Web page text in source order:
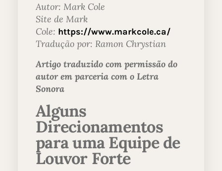
Autor: Mark Cole
Site de Mark
Cole: https://www.markcole.ca/
Tradução por: Ramon Chrystian
Artigo traduzido com permissão do
autor em parceria com o Letra
Sonora
Alguns
Direcionamentos
para uma Equipe de
Louvor Forte